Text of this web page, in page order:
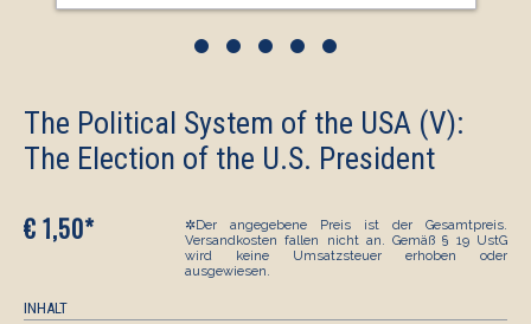
•••••
The Political System of the USA (V):
The Election of the U.S. President
€ 1,50*
✲Der angegebene Preis ist der Gesamtpreis.
Versandkosten fallen nicht an. Gemäß § 19 UstG
wird keine Umsatzsteuer erhoben oder
ausgewiesen.
INHALT